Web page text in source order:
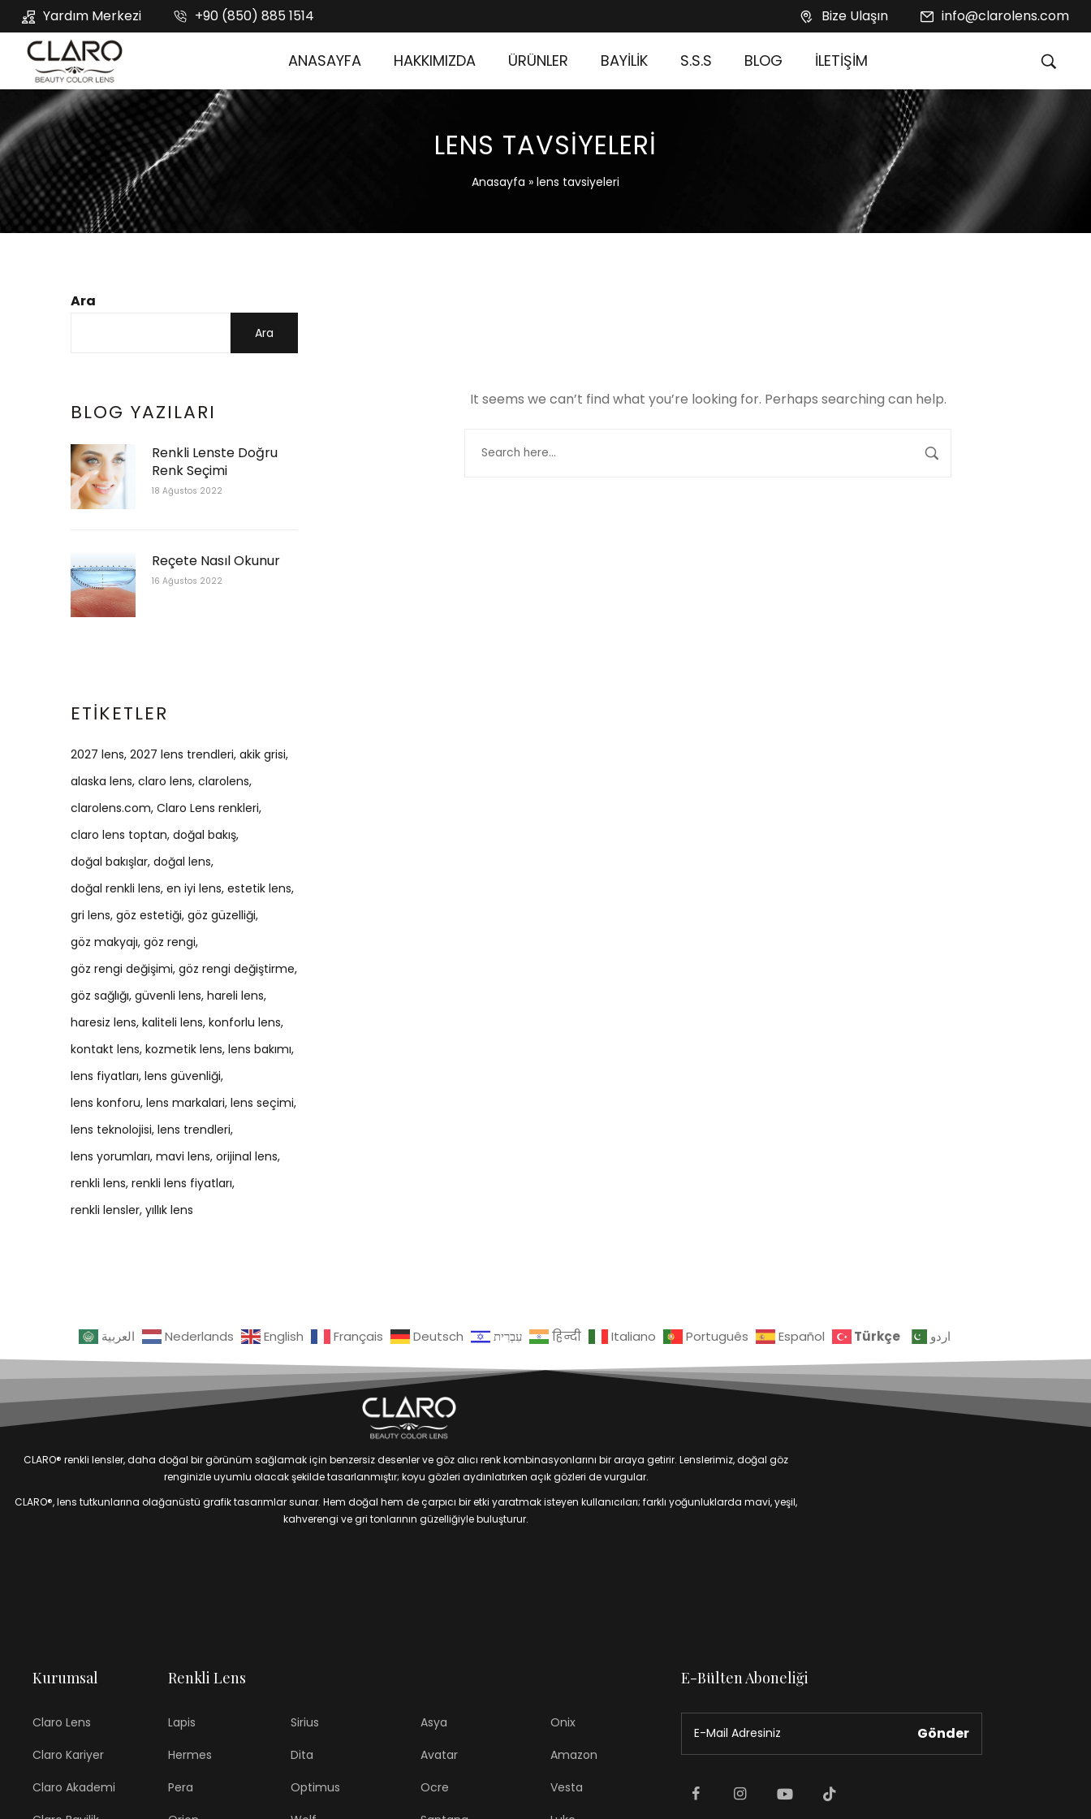
Yardım Merkezi +90 (850) 885 1514 Bize Ulaşın info@clarolens.com
ANASAYFA HAKKIMIZDA ÜRÜNLER BAYİLİK S.S.S BLOG İLETİŞİM
LENS TAVSIYELERI
Anasayfa » lens tavsiyeleri
Ara
Ara
BLOG YAZILARI
Renkli Lenste Doğru
Renk Seçimi
18 Ağustos 2022
Reçete Nasıl Okunur
16 Ağustos 2022
ETIKETLER
2027 lens 2027 lens trendleri akik grisi
alaska lens claro lens clarolens
clarolens.com Claro Lens renkleri
claro lens toptan doğal bakış
doğal bakışlar doğal lens
doğal renkli lens en iyi lens estetik lens
gri lens göz estetiği göz güzelliği
göz makyajı göz rengi
göz rengi değişimi göz rengi değiştirme
göz sağlığı güvenli lens hareli lens
haresiz lens kaliteli lens konforlu lens
kontakt lens kozmetik lens lens bakımı
lens fiyatları lens güvenliği
lens konforu lens markalari lens seçimi
lens teknolojisi lens trendleri
lens yorumları mavi lens orijinal lens
renkli lens renkli lens fiyatları
renkli lensler yıllık lens
It seems we can’t find what you’re looking for. Perhaps searching can help.
العربية Nederlands English Français Deutsch עִבְרִית हिन्दी Italiano Português Español Türkçe اردو
CLARO® renkli lensler, daha doğal bir görünüm sağlamak için benzersiz desenler ve göz alıcı renk kombinasyonlarını bir araya getirir. Lenslerimiz, doğal göz
renginizle uyumlu olacak şekilde tasarlanmıştır; koyu gözleri aydınlatırken açık gözleri de vurgular.
CLARO®, lens tutkunlarına olağanüstü grafik tasarımlar sunar. Hem doğal hem de çarpıcı bir etki yaratmak isteyen kullanıcıları; farklı yoğunluklarda mavi, yeşil,
kahverengi ve gri tonlarının güzelliğiyle buluşturur.
Kurumsal
Claro Lens
Claro Kariyer
Claro Akademi
Renkli Lens
Lapis
Hermes
Pera
Sirius
Dita
Optimus
Asya
Avatar
Ocre
Onix
Amazon
Vesta
E-Bülten Aboneliği
Gönder